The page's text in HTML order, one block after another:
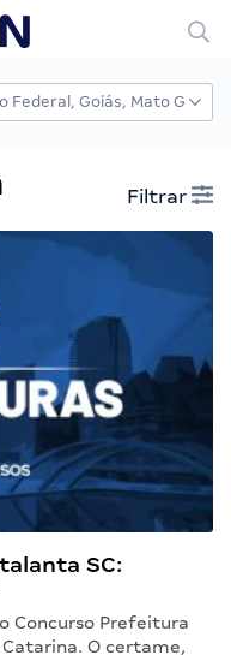
Filtrar
SC:
Concurso Prefeitura
O certame,